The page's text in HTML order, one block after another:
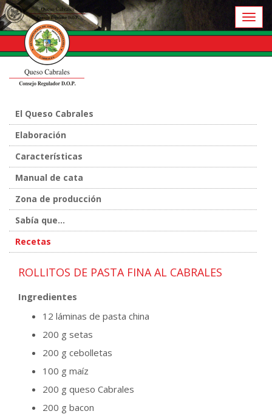
Toggle
El Queso Cabrales
Elaboración
Características
Manual de cata
Zona de producción
Sabía que...
Recetas
ROLLITOS DE PASTA FINA AL CABRALES
Ingredientes
12 láminas de pasta china
200 g setas
200 g cebolletas
100 g maíz
200 g queso Cabrales
200 g bacon